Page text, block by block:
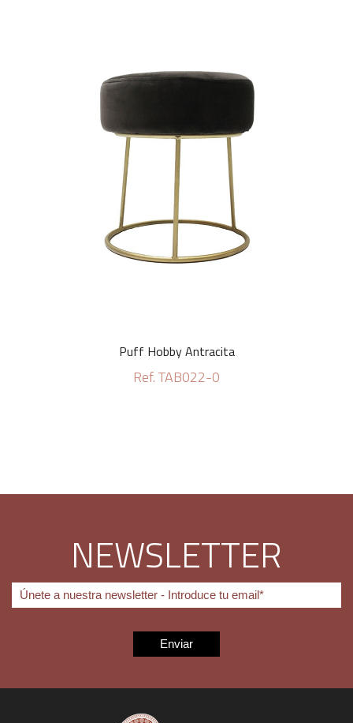
Puff Hobby Antracita
Ref. TAB022-0
NEWSLETTER